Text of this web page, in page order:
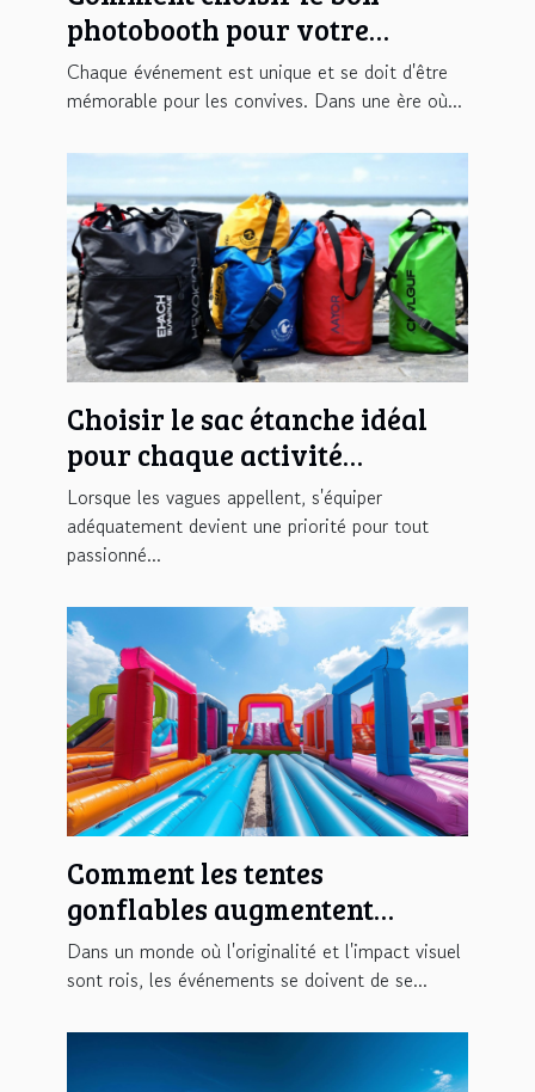
photobooth pour votre
événement
Chaque événement est unique et se doit d'être
mémorable pour les convives. Dans une ère où...
Choisir le sac étanche idéal
pour chaque activité
nautique
Lorsque les vagues appellent, s'équiper
adéquatement devient une priorité pour tout
passionné...
Comment les tentes
gonflables augmentent
l'impact visuel des
événements
Dans un monde où l'originalité et l'impact visuel
sont rois, les événements se doivent de se...